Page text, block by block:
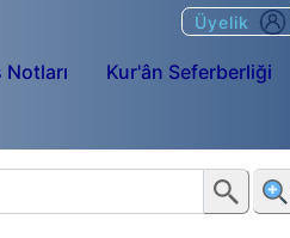
Notları Kur'ân Seferberliği
Üyelik